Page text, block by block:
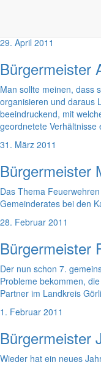
Strategische
rückt. Vor der
29. April 2011
Bürgermeister
Man sollte meinen, dass
organisieren und daraus
beeindruckend, mit
geordnetete
31. März 2011
Bürgermeister
Das Thema
Gemeinderates bei den
28. Februar 2011
Bürgermeister
Der nun schon 7.
Probleme bekommen,
Partner im Landkreis
1. Februar 2011
Bürgermeister
Wieder hat ein neues